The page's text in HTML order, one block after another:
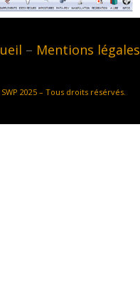
– Mentions légales
SWP 2025 – Tous droits résérvés.